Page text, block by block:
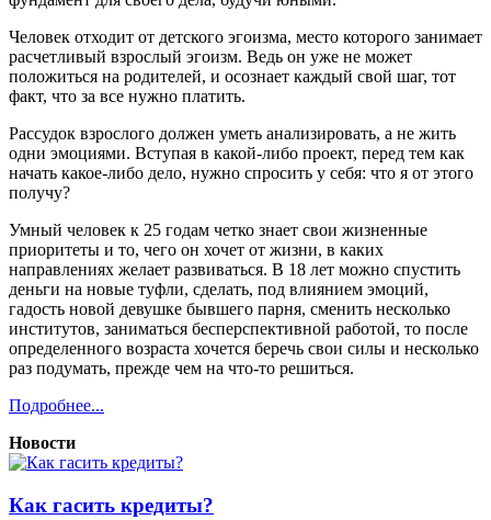
Человек отходит от детского эгоизма, место которого занимает
расчетливый взрослый эгоизм. Ведь он уже не может
положиться на родителей, и осознает каждый свой шаг, тот
факт, что за все нужно платить.
Рассудок взрослого должен уметь анализировать, а не жить
одни эмоциями. Вступая в какой-либо проект, перед тем как
начать какое-либо дело, нужно спросить у себя: что я от этого
получу?
Умный человек к 25 годам четко знает свои жизненные
приоритеты и то, чего он хочет от жизни, в каких
направлениях желает развиваться. В 18 лет можно спустить
деньги на новые туфли, сделать, под влиянием эмоций,
гадость новой девушке бывшего парня, сменить несколько
институтов, заниматься бесперспективной работой, то после
определенного возраста хочется беречь свои силы и несколько
раз подумать, прежде чем на что-то решиться.
Подробнее...
Новости
Как гасить кредиты?